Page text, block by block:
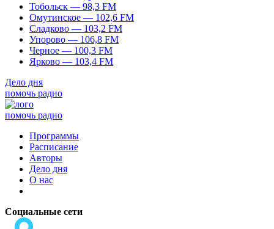
Тобольск — 98,3 FM
Омутинское — 102,6 FM
Сладково — 103,2 FM
Упорово — 106,8 FM
Черное — 100,3 FM
Ярково — 103,4 FM
Дело дня
помочь радио
помочь радио
Программы
Расписание
Авторы
Дело дня
О нас
Социальные сети